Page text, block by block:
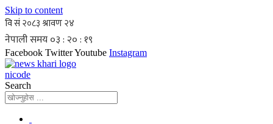
Skip to content
Facebook TwitterYoutube Instagram
nicode
Search